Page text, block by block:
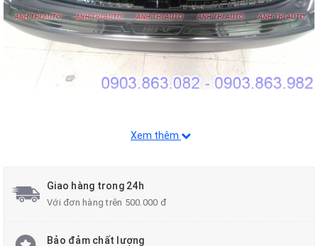
Đến làm đẹp xe với Anh Thi Auto bạn sẽ
Xem thêm
Giao hàng trong 24h
Với đơn hàng trên 500.000 đ
Bảo đảm chất lượng